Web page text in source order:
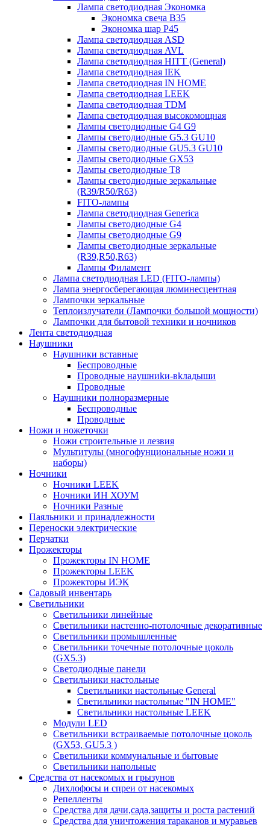
Лампа светодиодная Экономка
Экономка свеча B35
Экономка шар P45
Лампа светодиодная ASD
Лампа светодиодная AVL
Лампа светодиодная HITT (General)
Лампа светодиодная IEK
Лампа светодиодная IN HOME
Лампа светодиодная LEEK
Лампа светодиодная TDM
Лампа светодиодная высокомощная
Лампы светодиодные G4 G9
Лампы светодиодные G5.3 GU10
Лампы светодиодные GU5.3 GU10
Лампы светодиодные GX53
Лампы светодиодные T8
Лампы светодиодные зеркальные
(R39/R50/R63)
FITO-лампы
Лампа светодиодная Generica
Лампы светодиодные G4
Лампы светодиодные G9
Лампы светодиодные зеркальные
(R39,R50,R63)
Лампы Филамент
Лампа светодиодная LED (FITO-лампы)
Лампа энергосберегающая люминесцентная
Лампочки зеркальные
Теплоизлучатели (Лампочки большой мощности)
Лампочки для бытовой техники и ночников
Лента светодиодная
Наушники
Наушники вставные
Беспроводные
Пpoвoдныe нayшниkи-вkлaдыши
Проводные
Наушники полноразмерные
Беспроводные
Проводные
Ножи и ножеточки
Ножи строительные и лезвия
Мультитулы (многофунциональные ножи и
наборы)
Ночники
Ночники LEEK
Ночники ИН ХОУМ
Ночники Разные
Паяльники и принадлежности
Переноски электрические
Перчатки
Прожекторы
Прожекторы IN HOME
Прожекторы LEEK
Прожекторы ИЭК
Садовый инвентарь
Светильники
Светильники линейные
Светильники настенно-потолочные декоративные
Светильники промышленные
Светильники точечные потолочные цоколь
(GX5.3)
Светодиодные панели
Cветильники настольные
Светильники настольные General
Светильники настольные "IN HOME"
Светильники настольные LEEK
Модули LED
Светильники встраиваемые потолочные цоколь
(GX53, GU5.3 )
Светильники коммунальные и бытовые
Светильники напольные
Средства от насекомых и грызунов
Дихлофосы и спреи от насекомых
Репелленты
Средства для дачи,сада,защиты и роста растений
Средства для уничтожения тараканов и муравьев